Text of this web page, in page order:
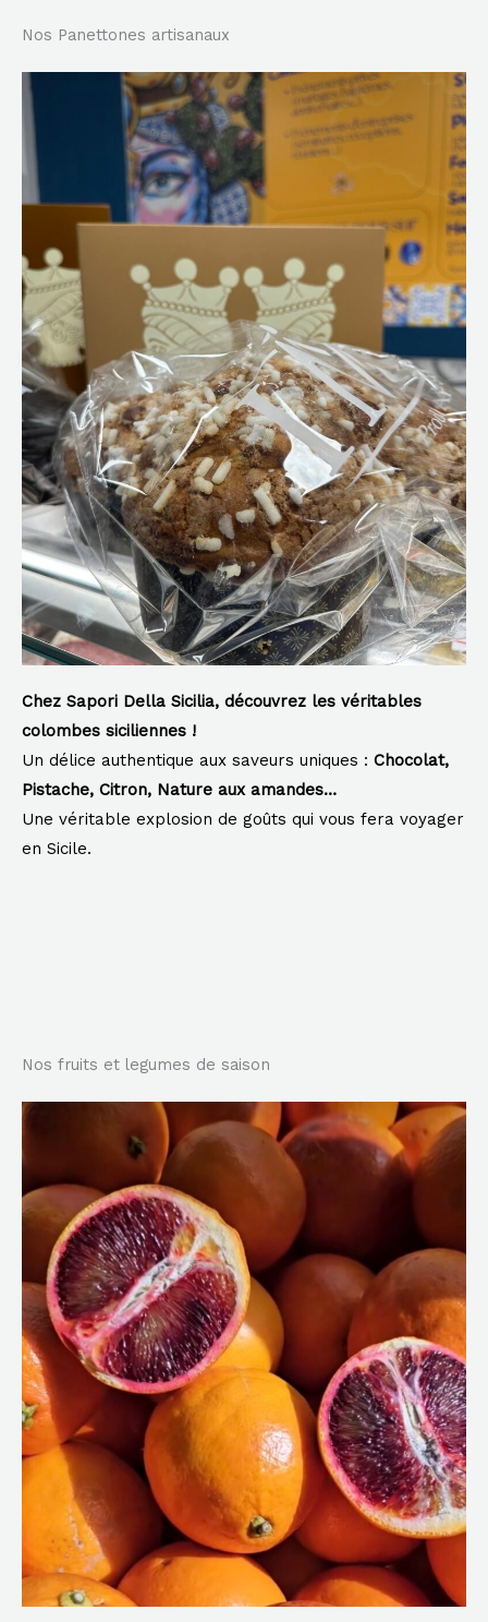
Nos Panettones artisanaux
Chez Sapori Della Sicilia, découvrez les véritables
colombes siciliennes !
Un délice authentique aux saveurs uniques : Chocolat,
Pistache, Citron, Nature aux amandes…
Une véritable explosion de goûts qui vous fera voyager
en Sicile.
Nos fruits et legumes de saison